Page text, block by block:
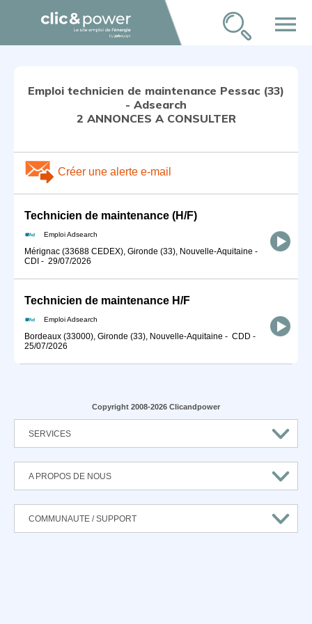
menu
Emploi technicien de maintenance Pessac (33)
- Adsearch
2 ANNONCES A CONSULTER
Créer une alerte e-mail
Technicien de maintenance (H/F)
Emploi Adsearch
Mérignac (33688 CEDEX), Gironde (33), Nouvelle-Aquitaine -
CDI - 29/07/2026
Technicien de maintenance H/F
Emploi Adsearch
Bordeaux (33000), Gironde (33), Nouvelle-Aquitaine - CDD -
25/07/2026
Copyright 2008-2026 Clicandpower
SERVICES
A PROPOS DE NOUS
COMMUNAUTE / SUPPORT